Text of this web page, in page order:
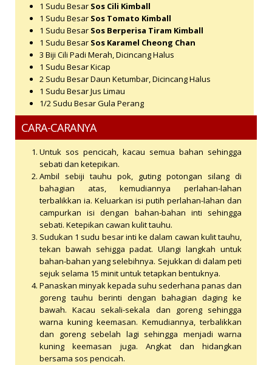
1 Sudu Besar Sos Cili Kimball
1 Sudu Besar Sos Tomato Kimball
1 Sudu Besar Sos Berperisa Tiram Kimball
1 Sudu Besar Sos Karamel Cheong Chan
3 Biji Cili Padi Merah, Dicincang Halus
1 Sudu BesarKicap
2 Sudu BesarDaun Ketumbar, Dicincang Halus
1 Sudu BesarJus Limau
1/2 Sudu BesarGula Perang
CARA-CARANYA
Untuk sos pencicah, kacau semua bahan sehingga
sebati dan ketepikan.
Ambil sebiji tauhu pok, guting potongan silang di
bahagian atas, kemudiannya perlahan-lahan
terbalikkan ia. Keluarkan isi putih perlahan-lahan dan
campurkan isi dengan bahan-bahan inti sehingga
sebati. Ketepikan cawan kulit tauhu.
Sudukan 1 sudu besar inti ke dalam cawan kulit tauhu,
tekan bawah sehigga padat. Ulangi langkah untuk
bahan-bahan yang selebihnya. Sejukkan di dalam peti
sejuk selama 15 minit untuk tetapkan bentuknya.
Panaskan minyak kepada suhu sederhana panas dan
goreng tauhu berinti dengan bahagian daging ke
bawah. Kacau sekali-sekala dan goreng sehingga
warna kuning keemasan. Kemudiannya, terbalikkan
dan goreng sebelah lagi sehingga menjadi warna
kuning keemasan juga. Angkat dan hidangkan
bersama sos pencicah.